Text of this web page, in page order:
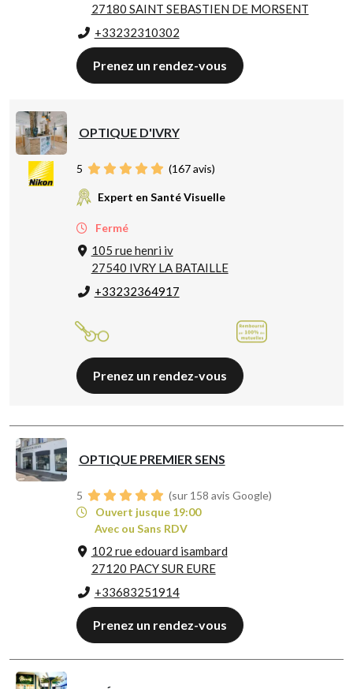
27180 SAINT SEBASTIEN DE MORSENT
+33232310302
Prenez un rendez-vous
OPTIQUE D'IVRY
5 (167avis)
Expert en Santé Visuelle
Fermé
105 rue henri iv
27540 IVRY LA BATAILLE
+33232364917
Prenez un rendez-vous
OPTIQUE PREMIER SENS
5
(sur 158 avis Google)
Ouvert jusque 19:00
Avec ou Sans RDV
102 rue edouard isambard
27120 PACY SUR EURE
+33683251914
Prenez un rendez-vous